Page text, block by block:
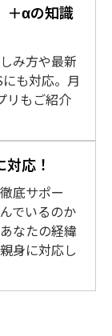
＋αの知識
み方や最新
も対応。月
リもご紹介
応！
底サポー
でいるのか
なたの経緯
身に対応し